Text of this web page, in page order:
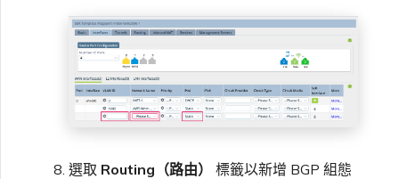
選取 Routing（路由）
標籤以新增 BGP 組態